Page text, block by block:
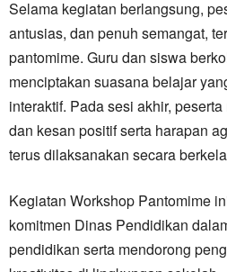
Selama kegiatan berlangsung,
antusias, dan penuh semangat,
pantomime. Guru dan siswa
menciptakan suasana belajar
interaktif. Pada sesi akhir,
dan kesan positif serta harapan
terus dilaksanakan secara
Kegiatan Workshop Pantomime
komitmen Dinas Pendidikan
pendidikan serta mendorong